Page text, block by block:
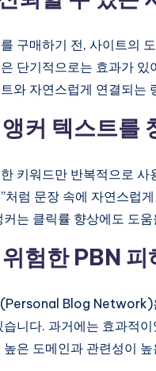
구매하기 전, 사이트의
단기적으로는 효과가
와 자연스럽게 연결되는
커 텍스트를
키워드만 반복적으로 사
처럼 문장 속에 자연스럽
커는 클릭률 향상에도 도
험한 PBN 피
Blog Network)
습니다. 과거에는 효과적
높은 도메인과 관련성이